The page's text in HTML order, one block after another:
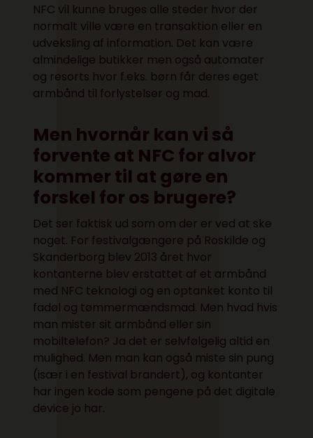
NFC vil kunne bruges alle steder hvor der
normalt ville være en transaktion eller en
udveksling af information. Det kan være
almindelige butikker men også automater
og resorts hvor f.eks. børn får deres eget
armbånd til forlystelser og mad.
Men hvornår kan vi så
forvente at NFC for alvor
kommer til at gøre en
forskel for os brugere?
Det ser faktisk ud som om der er ved at ske
noget. For festivalgængere på Roskilde og
Skanderborg blev 2013 året hvor
kontanterne blev erstattet af et armbånd
med NFC teknologi og en optanket konto til
fadøl og tømmermændsmad. Men hvad hvis
man mister sit armbånd eller sin
mobiltelefon? Ja det er selvfølgelig altid en
mulighed. Men man kan også miste sin pung
(især i en festival brandert), og kontanter
har ingen kode som pengene på det digitale
device jo har.